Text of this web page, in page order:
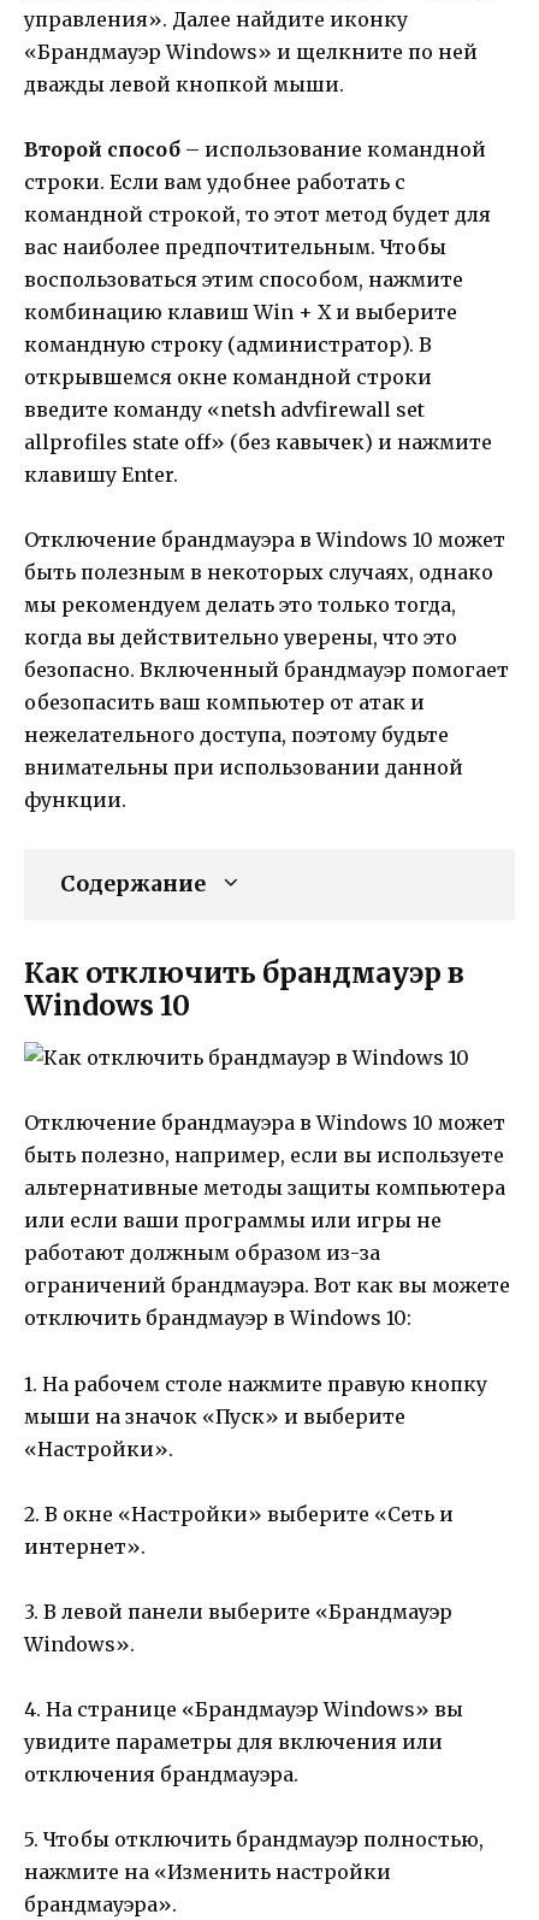
управления». Далее найдите иконку
«Брандмауэр Windows» и щелкните по ней
дважды левой кнопкой мыши.
Второй способ – использование командной
строки. Если вам удобнее работать с
командной строкой, то этот метод будет для
вас наиболее предпочтительным. Чтобы
воспользоваться этим способом, нажмите
комбинацию клавиш Win + X и выберите
командную строку (администратор). В
открывшемся окне командной строки
введите команду «netsh advfirewall set
allprofiles state off» (без кавычек) и нажмите
клавишу Enter.
Отключение брандмауэра в Windows 10 может
быть полезным в некоторых случаях, однако
мы рекомендуем делать это только тогда,
когда вы действительно уверены, что это
безопасно. Включенный брандмауэр помогает
обезопасить ваш компьютер от атак и
нежелательного доступа, поэтому будьте
внимательны при использовании данной
функции.
Содержание
Как отключить брандмауэр в
Windows 10
Отключение брандмауэра в Windows 10 может
быть полезно, например, если вы используете
альтернативные методы защиты компьютера
или если ваши программы или игры не
работают должным образом из-за
ограничений брандмауэра. Вот как вы можете
отключить брандмауэр в Windows 10:
1. На рабочем столе нажмите правую кнопку
мыши на значок «Пуск» и выберите
«Настройки».
2. В окне «Настройки» выберите «Сеть и
интернет».
3. В левой панели выберите «Брандмауэр
Windows».
4. На странице «Брандмауэр Windows» вы
увидите параметры для включения или
отключения брандмауэра.
5. Чтобы отключить брандмауэр полностью,
нажмите на «Изменить настройки
брандмауэра».